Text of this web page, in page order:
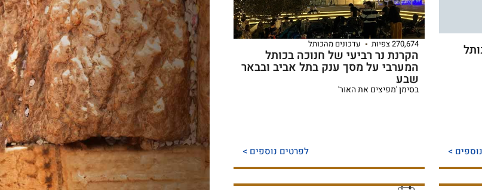
>
270,674 צפיות עדכונים מהכותל
הקרנת נר רביעי של חנוכה בכותל
המערבי על מסך ענק בתל אביב ובבאר
שבע
בסימן 'מפיצים את האור'
לפרטים נוספים >